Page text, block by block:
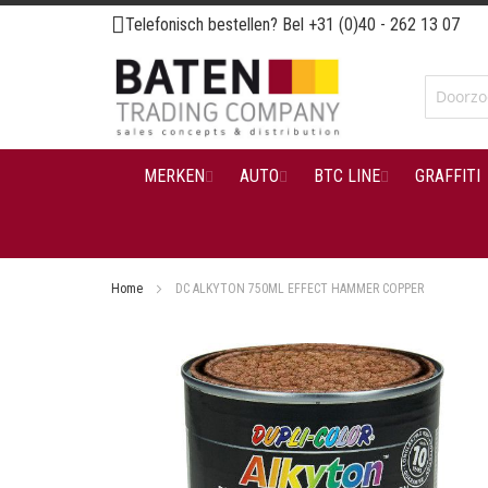
Ga
naar
de
inhoud
Telefonisch bestellen? Bel +31 (0)40 - 262 13 07
MERKEN AUTO BTC LINE GRAFFITI
Home DC ALKYTON 750ML EFFECT HAMMER COPPER
afbeeldingen-